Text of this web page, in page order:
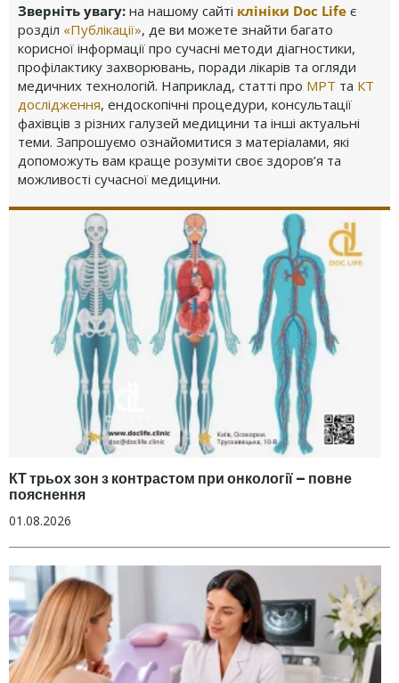
Зверніть увагу: на нашому сайті клініки Doc Life є
розділ «Публікації», де ви можете знайти багато
корисної інформації про сучасні методи діагностики,
профілактику захворювань, поради лікарів та огляди
медичних технологій. Наприклад, статті про МРТ та КТ
дослідження, ендоскопічні процедури, консультації
фахівців з різних галузей медицини та інші актуальні
теми. Запрошуємо ознайомитися з матеріалами, які
допоможуть вам краще розуміти своє здоров’я та
можливості сучасної медицини.
КТ трьох зон з контрастом при онкології – повне
пояснення
01.08.2026